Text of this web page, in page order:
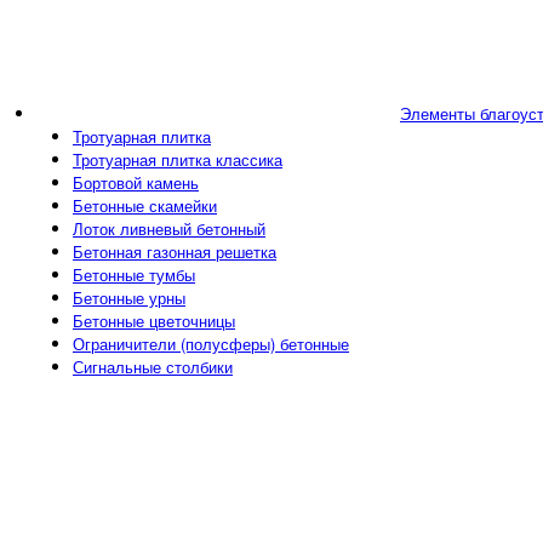
Элементы
Тротуарная плитка
Тротуарная плитка классика
Бортовой камень
Бетонные скамейки
Лоток ливневый бетонный
Бетонная газонная решетка
Бетонные тумбы
Бетонные урны
Бетонные цветочницы
Ограничители (полусферы) бетонные
Сигнальные столбики